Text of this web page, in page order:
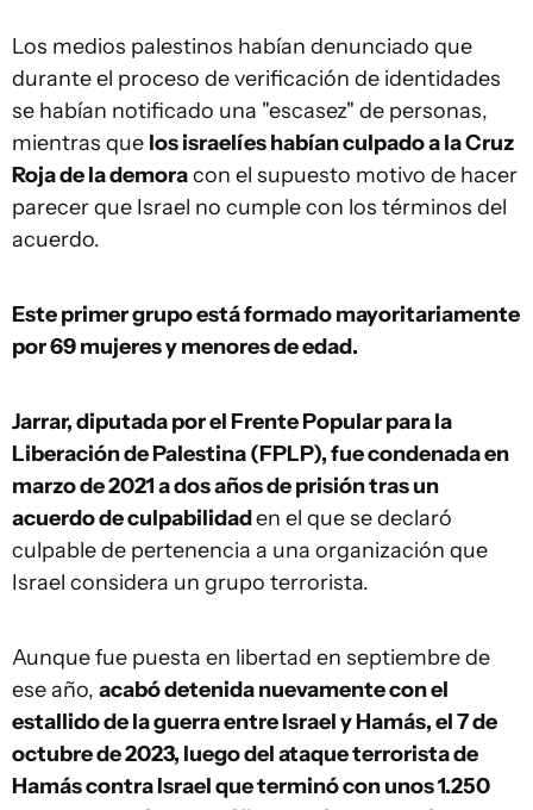
Los medios palestinos habían denunciado que
durante el proceso de verificación de identidades
se habían notificado una "escasez" de personas,
mientras que los israelíes habían culpado a la Cruz
Roja de la demoracon el supuesto motivo de hacer
parecer que Israel no cumple con los términos del
acuerdo.
Este primer grupo está formado mayoritariamente
por 69 mujeres y menores de edad.
Jarrar, diputada por el Frente Popular para la
Liberación de Palestina (FPLP), fue condenada en
marzo de 2021 a dos años de prisión tras un
acuerdo de culpabilidaden el que se declaró
culpable de pertenencia a una organización que
Israel considera un grupo terrorista.
Aunque fue puesta en libertad en septiembre de
ese año, acabó detenida nuevamente con el
estallido de la guerra entre Israel y Hamás, el 7 de
octubre de 2023, luego del ataque terrorista de
Hamás contra Israel que terminó con unos 1.250